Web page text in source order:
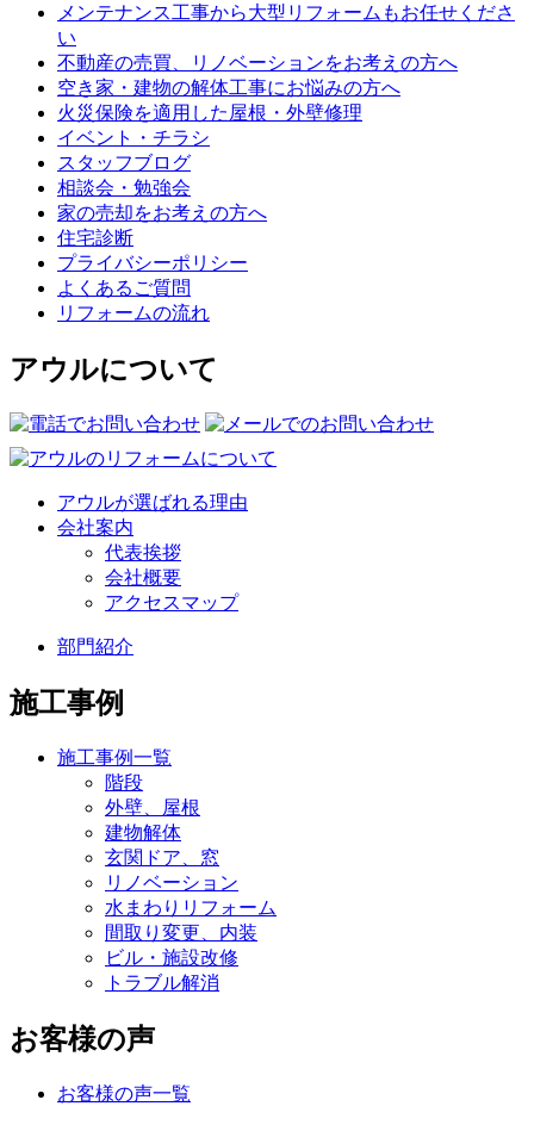
メンテナンス工事から大型リフォームもお任せくださ
い
不動産の売買、リノベーションをお考えの方へ
空き家・建物の解体工事にお悩みの方へ
火災保険を適用した屋根・外壁修理
イベント・チラシ
スタッフブログ
相談会・勉強会
家の売却をお考えの方へ
住宅診断
プライバシーポリシー
よくあるご質問
リフォームの流れ
アウルについて
アウルが選ばれる理由
会社案内
代表挨拶
会社概要
アクセスマップ
部門紹介
施工事例
施工事例一覧
階段
外壁、屋根
建物解体
玄関ドア、窓
リノベーション
水まわりリフォーム
間取り変更、内装
ビル・施設改修
トラブル解消
お客様の声
お客様の声一覧